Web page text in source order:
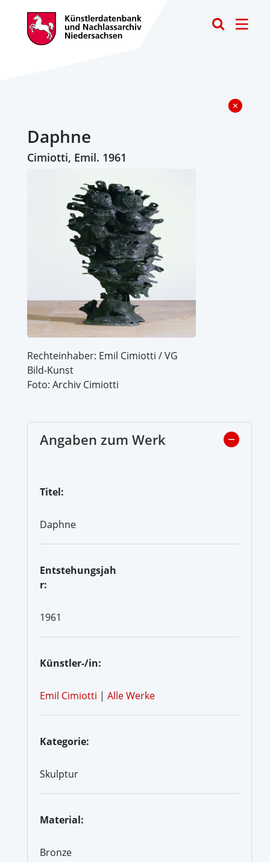
Daphne
Cimiotti, Emil. 1961
Rechteinhaber: Emil Cimiotti / VG
Bild-Kunst
Foto: Archiv Cimiotti
Angaben zum Werk
Titel:
Daphne
Entstehungsjah
r:
1961
Künstler-/in:
Emil Cimiotti | Alle Werke
Kategorie:
Skulptur
Material:
Bronze